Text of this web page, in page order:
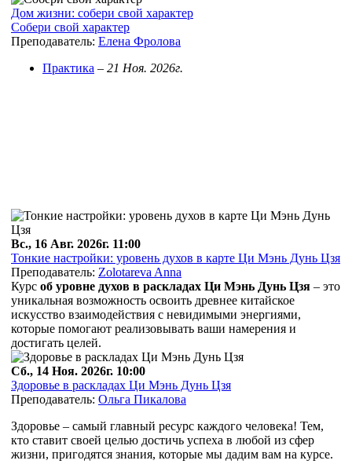
Дом жизни: собери свой характер
Собери свой характер
Преподаватель: Елена Фролова
Практика – 21 Ноя. 2026г.
Вс., 16 Авг. 2026г. 11:00
Тонкие настройки: уровень духов в карте Ци Мэнь Дунь Цзя
Преподаватель: Zolotareva Anna
Курс об уровне духов в раскладах Ци Мэнь Дунь Цзя – это
уникальная возможность освоить древнее китайское
искусство взаимодействия с невидимыми энергиями,
которые помогают реализовывать ваши намерения и
достигать целей.
Сб., 14 Ноя. 2026г. 10:00
Здоровье в раскладах Ци Мэнь Дунь Цзя
Преподаватель: Ольга Пикалова
Здоровье – самый главный ресурс каждого человека! Тем,
кто ставит своей целью достичь успеха в любой из сфер
жизни, пригодятся знания, которые мы дадим вам на курсе.